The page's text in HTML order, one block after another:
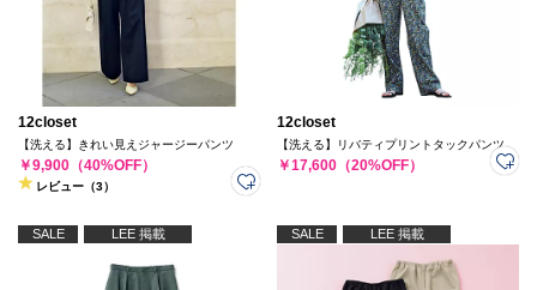
12closet
【洗える】きれい見えジャージーパンツ
￥9,900（40%OFF）
レビュー（3）
12closet
【洗える】リバティプリントタックパンツ
￥17,600（20%OFF）
SALE LEE 掲載 SALE LEE 掲載